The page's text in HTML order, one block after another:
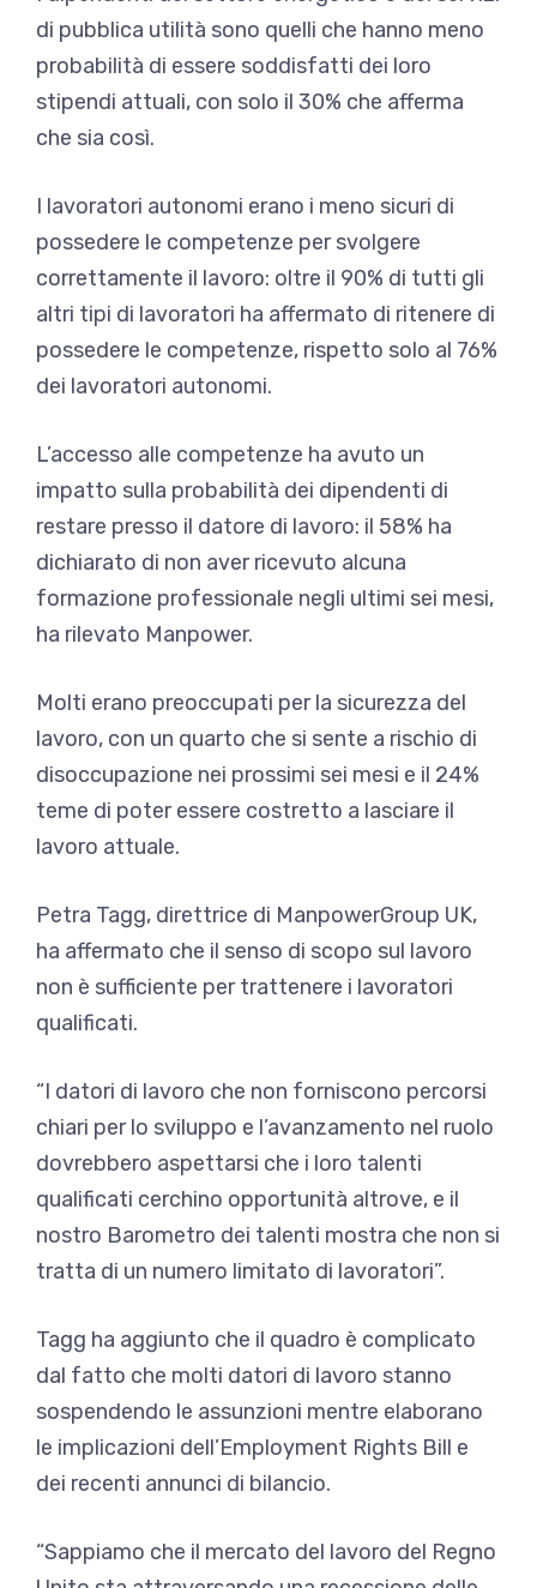
di pubblica utilità sono quelli che hanno meno
probabilità di essere soddisfatti dei loro
stipendi attuali, con solo il 30% che afferma
che sia così.
I lavoratori autonomi erano i meno sicuri di
possedere le competenze per svolgere
correttamente il lavoro: oltre il 90% di tutti gli
altri tipi di lavoratori ha affermato di ritenere di
possedere le competenze, rispetto solo al 76%
dei lavoratori autonomi.
L’accesso alle competenze ha avuto un
impatto sulla probabilità dei dipendenti di
restare presso il datore di lavoro: il 58% ha
dichiarato di non aver ricevuto alcuna
formazione professionale negli ultimi sei mesi,
ha rilevato Manpower.
Molti erano preoccupati per la sicurezza del
lavoro, con un quarto che si sente a rischio di
disoccupazione nei prossimi sei mesi e il 24%
teme di poter essere costretto a lasciare il
lavoro attuale.
Petra Tagg, direttrice di ManpowerGroup UK,
ha affermato che il senso di scopo sul lavoro
non è sufficiente per trattenere i lavoratori
qualificati.
“I datori di lavoro che non forniscono percorsi
chiari per lo sviluppo e l’avanzamento nel ruolo
dovrebbero aspettarsi che i loro talenti
qualificati cerchino opportunità altrove, e il
nostro Barometro dei talenti mostra che non si
tratta di un numero limitato di lavoratori”.
Tagg ha aggiunto che il quadro è complicato
dal fatto che molti datori di lavoro stanno
sospendendo le assunzioni mentre elaborano
le implicazioni dell’Employment Rights Bill e
dei recenti annunci di bilancio.
“Sappiamo che il mercato del lavoro del Regno